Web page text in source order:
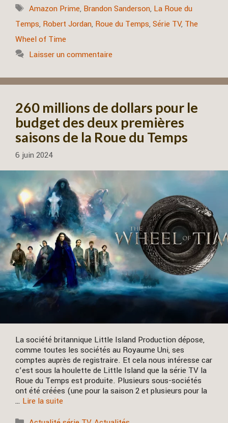
Étiquettes
Amazon Prime, Brandon Sanderson, La Roue du
Temps, Robert Jordan, Roue du Temps, Série TV, The
Wheel of Time
Laisser un commentaire
260 millions de dollars pour le
budget des deux premières
saisons de la Roue du Temps
6 juin 2024
La société britannique Little Island Production dépose,
comme toutes les sociétés au Royaume Uni, ses
comptes auprès de registraire. Et cela nous intéresse car
c’est sous la houlette de Little Island que la série TV la
Roue du Temps est produite. Plusieurs sous-sociétés
ont été créées (une pour la saison 2 et plusieurs pour la
… Lire la suite
Catégories